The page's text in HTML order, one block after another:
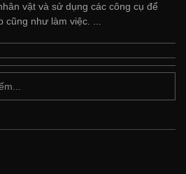
vật và sử dụng các công cụ để
như làm việc. ...